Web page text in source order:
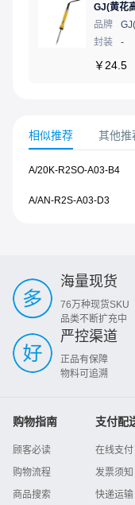
品牌
封装
-
￥ 24.5
相似推荐 其他推
A/20K-R2SO-A03-B4
A/AN-R2S-A03-D3
海量现货
76万种现货SKU
品类不断扩充中
严控渠道
正品有保障
物料可追溯
购物指南
顾客必读
购物流程
商品搜索
支付配
在线支付
发票须知
快递运输